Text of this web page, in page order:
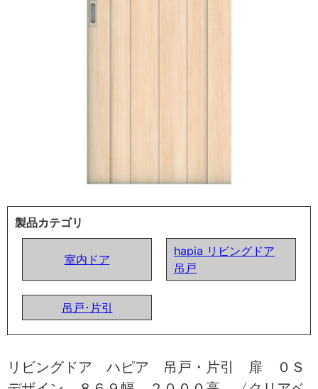
製品カテゴリ
室内ドア
hapia リビングドア
吊戸
吊戸･片引
リビングドア ハピア 吊戸・片引 扉 ０Ｓ